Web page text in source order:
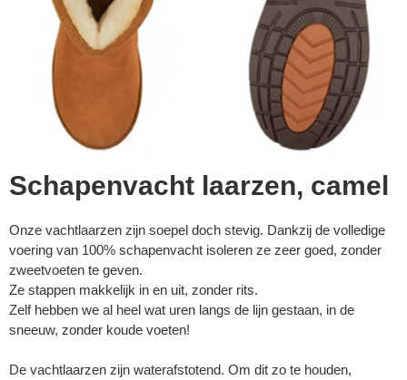
Schapenvacht laarzen, camel
Onze vachtlaarzen zijn soepel doch stevig. Dankzij de volledige
voering van 100% schapenvacht isoleren ze zeer goed, zonder
zweetvoeten te geven.
Ze stappen makkelijk in en uit, zonder rits.
Zelf hebben we al heel wat uren langs de lijn gestaan, in de
sneeuw, zonder koude voeten!
De vachtlaarzen zijn waterafstotend. Om dit zo te houden,